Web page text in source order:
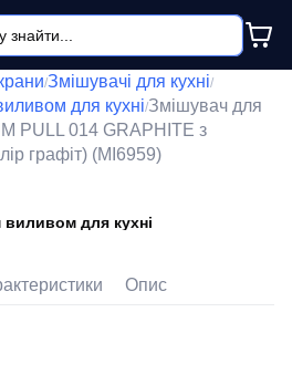
/Змішувачі для кухні/
для кухні/Змішувач для
PULL 014 GRAPHITE з
графіт) (MI6959)
для кухні
Опис